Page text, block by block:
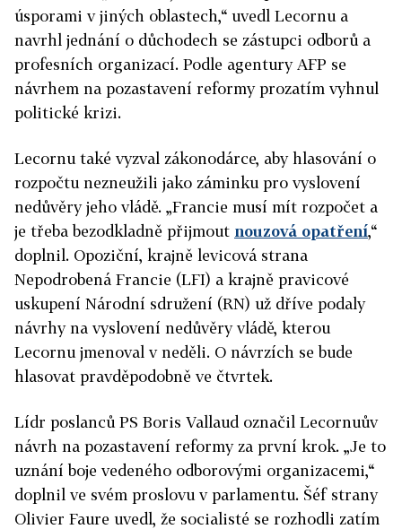
úsporami v jiných oblastech,“ uvedl Lecornu a
navrhl jednání o důchodech se zástupci odborů a
profesních organizací. Podle agentury AFP se
návrhem na pozastavení reformy prozatím vyhnul
politické krizi.
Lecornu také vyzval zákonodárce, aby hlasování o
rozpočtu nezneužili jako záminku pro vyslovení
nedůvěry jeho vládě. „Francie musí mít rozpočet a
je třeba bezodkladně přijmout nouzová opatření,“
doplnil. Opoziční, krajně levicová strana
Nepodrobená Francie (LFI) a krajně pravicové
uskupení Národní sdružení (RN) už dříve podaly
návrhy na vyslovení nedůvěry vládě, kterou
Lecornu jmenoval v neděli. O návrzích se bude
hlasovat pravděpodobně ve čtvrtek.
Lídr poslanců PS Boris Vallaud označil Lecornuův
návrh na pozastavení reformy za první krok. „Je to
uznání boje vedeného odborovými organizacemi,“
doplnil ve svém proslovu v parlamentu. Šéf strany
Olivier Faure uvedl, že socialisté se rozhodli zatím